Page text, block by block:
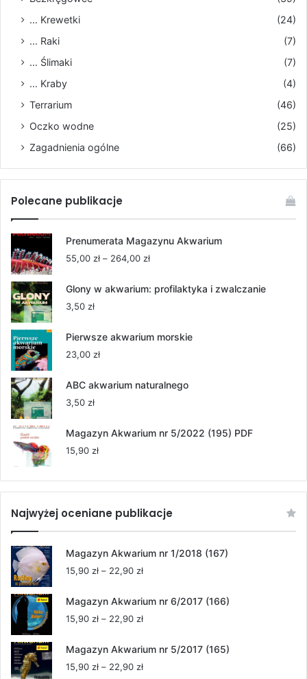
... Krewetki
(24)
... Raki
(7)
... Ślimaki
(7)
... Kraby
(4)
Terrarium
(46)
Oczko wodne
(25)
Zagadnienia ogólne
(66)
Polecane publikacje
Prenumerata Magazynu Akwarium
55,00 zł – 264,00 złZakres
od
Glony w akwarium: profilaktyka i zwalczanie
3,50 zł
Pierwsze akwarium morskie
23,00 zł
ABC akwarium naturalnego
3,50 zł
Magazyn Akwarium nr 5/2022 (195) PDF
15,90 zł
Najwyżej oceniane publikacje
Magazyn Akwarium nr 1/2018 (167)
15,90 zł – 22,90 złZakres
od
Magazyn Akwarium nr 6/2017 (166)
15,90 zł – 22,90 złZakres
od
Magazyn Akwarium nr 5/2017 (165)
15,90 zł – 22,90 złZakres